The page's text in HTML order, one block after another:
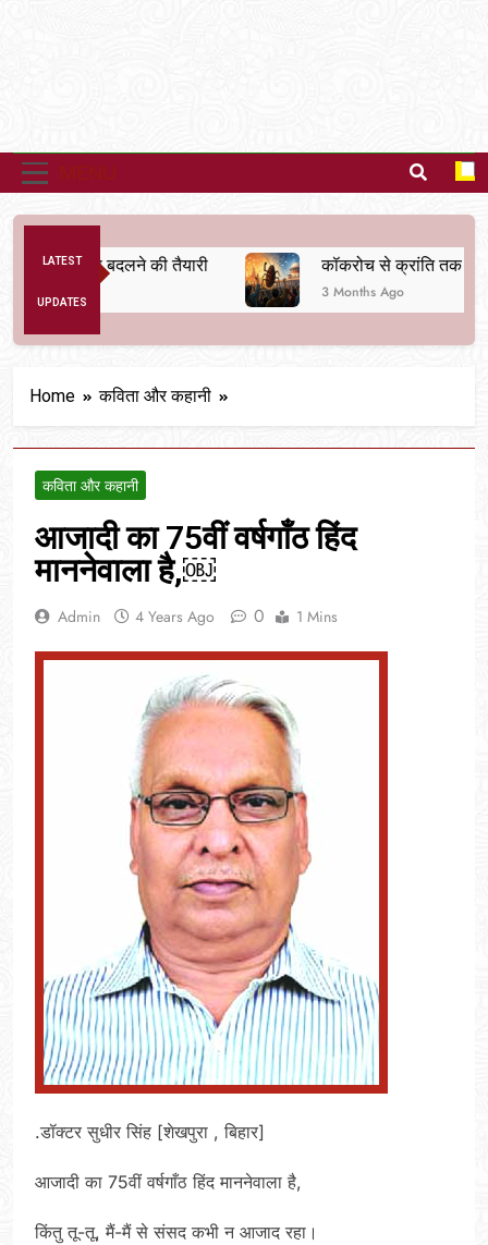
LATEST
UPDATES
व्यवस्था बदलने की तैयारी कॉकरोच से क्रांति तक
3 Months Ago
Home कविता और कहानी
कविता और कहानी
आजादी का 75वीं वर्षगाँठ हिंद
माननेवाला है,￼
Admin 4 Years Ago 0 1 Mins
.डॉक्टर सुधीर सिंह [शेखपुरा , बिहार]
आजादी का 75वीं वर्षगाँठ हिंद माननेवाला है,
किंतु तू-तू, मैं-मैं से संसद कभी न आजाद रहा।